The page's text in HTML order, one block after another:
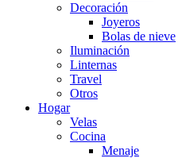
Decoración
Joyeros
Bolas de nieve
Iluminación
Linternas
Travel
Otros
Hogar
Velas
Cocina
Menaje